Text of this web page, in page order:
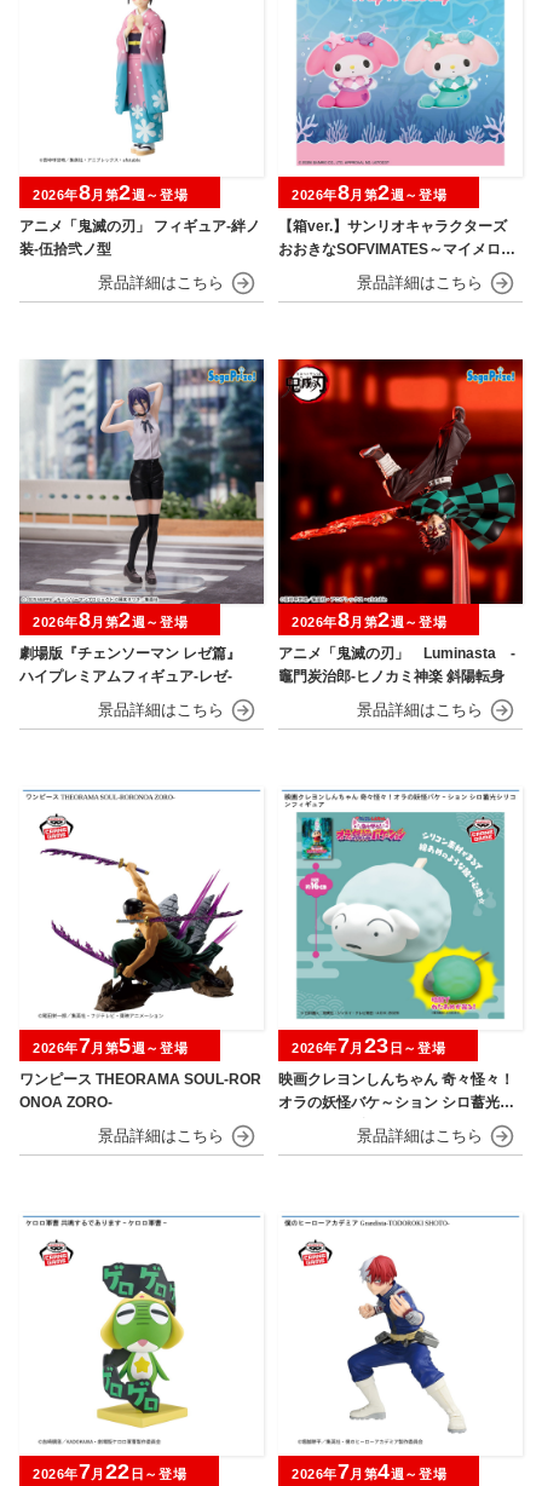
アニメ「鬼滅の刃」 フィギュア-絆ノ
装-伍拾弐ノ型
2026年8月第2週～登場
【箱ver.】サンリオキャラクターズ
おおきなSOFVIMATES～マイメロデ
ィ マーメイドver. ～
2026年8月第2週～登場
劇場版『チェンソーマン レゼ篇』
ハイプレミアムフィギュア‐レゼ‐
2026年8月第2週～登場
アニメ「鬼滅の刃」 Luminasta ‐
竈門炭治郎‐ヒノカミ神楽 斜陽転身
2026年8月第2週～登場
ワンピース THEORAMA SOUL-ROR
ONOA ZORO-
2026年7月第5週～登場
映画クレヨンしんちゃん 奇々怪々！
オラの妖怪バケ～ション シロ蓄光シ
リコンフィギュア
2026年7月 23 日～登場
2026年7月 22 日～登場 2026年7月第4週～登場